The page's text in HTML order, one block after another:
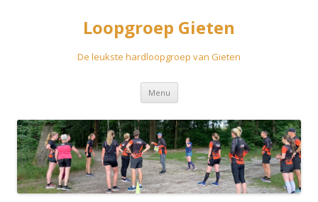
Loopgroep Gieten
De leukste hardloopgroep van Gieten
Menu Spring
inhoud